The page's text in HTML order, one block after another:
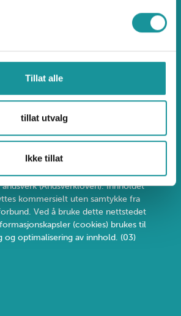
Tillat alle
tillat utvalg
Ikke tillat
atferd og klage
og informasjonskapsler
er beskyttet i henhold til lov om
(Åndsverkloven). Innholdet
kommersielt uten samtykke fra
Ved å bruke dette nettstedet
(cookies) brukes til
og optimalisering av innhold. (03)